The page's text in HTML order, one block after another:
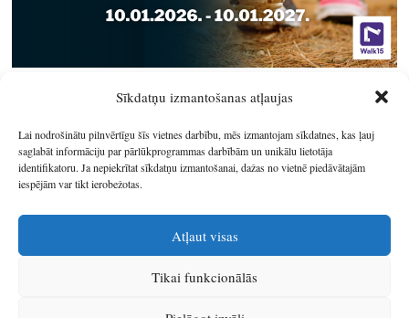
Sīkdatņu izmantošanas atļaujas
Lai nodrošinātu pilnvērtīgu šīs vietnes darbību, mēs izmantojam sīkdatnes, kas ļauj
saglabāt informāciju par pārlūkprogrammas darbībām un unikālu lietotāja
identifikatoru. Ja nepiekrītat sīkdatņu izmantošanai, dažas no vietnē piedāvātajām
iespējām var tikt ierobežotas.
Atļaut visas
Tikai funkcionālās